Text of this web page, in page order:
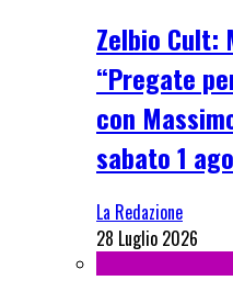
Zelbio Cult:
“Pregate
con
sabato 1
La Redazione
28 Luglio 2026